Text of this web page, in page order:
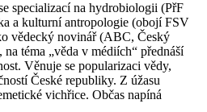
specializací na hydrobiologii (PřF
a kulturní antropologie (obojí FSV
vědecký novinář (ABC, Český
téma „věda v médiích“ přednáší
Věnuje se popularizaci vědy,
České republiky. Z úžasu
vichřice. Občas napíná